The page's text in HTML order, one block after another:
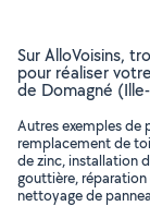
Sur AlloVoisins,
pour réaliser
de Domagné
Autres exemples de
remplacement de
de zinc, installation
gouttière,
nettoyage de